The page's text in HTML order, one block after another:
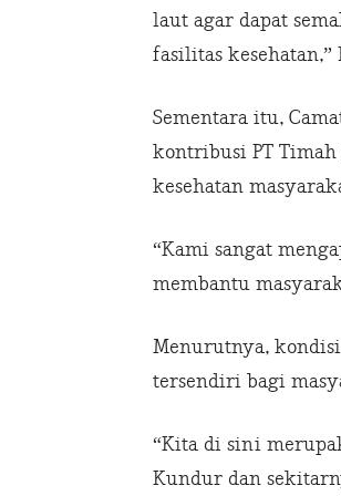
laut agar dapat
fasilitas kesehatan,”
Sementara itu,
kontribusi PT
kesehatan
“Kami sangat
membantu
Menurutnya,
tersendiri bagi
“Kita di sini
Kundur dan